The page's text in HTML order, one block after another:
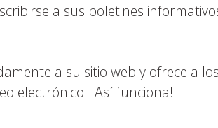
a sus boletines
a su sitio web y ofrece a
electrónico. ¡Así funciona!